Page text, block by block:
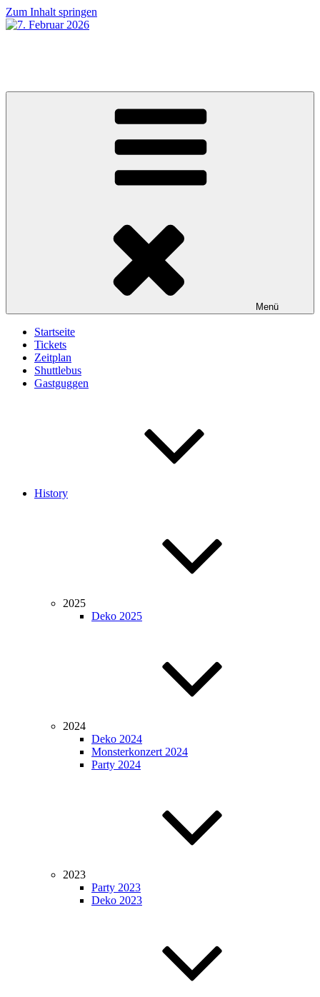
Zum Inhalt springen
Menü
Startseite
Tickets
Zeitplan
Shuttlebus
Gastguggen
History
2025
Deko 2025
2024
Deko 2024
Monsterkonzert 2024
Party 2024
2023
Party 2023
Deko 2023